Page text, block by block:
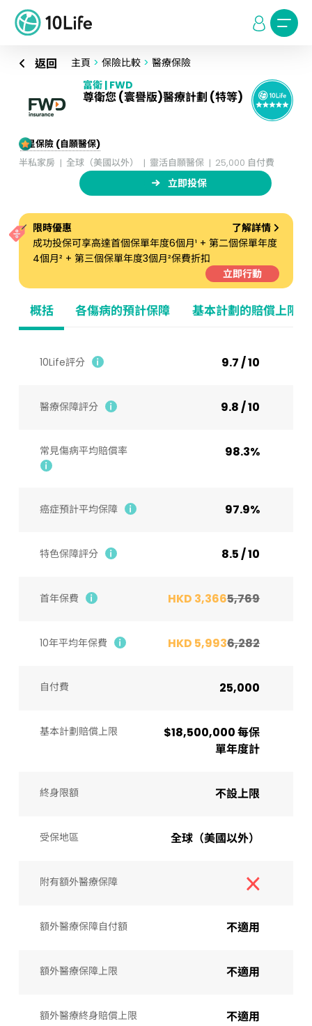
返回 主頁 > 保險比較> 醫療保險
富衛 | FWD
尊衛您 (寰譽版)醫療計劃 (特等)
5星保險 (自願醫保)
半私家房
全球（美國以外） 靈活自願醫保 25,000 自付費
立即投保
概括 各傷病的預計保障 基本計劃的賠償上限
限時優惠
了解詳情
成功投保可享高達首個保單年度6個月¹ + 第二個保單年度
4個月² + 第三個保單年度3個月²保費折扣
立即行動
10Life評分 9.7 / 10
醫療保障評分 9.8 / 10
常見傷病平均賠償率 98.3%
癌症預計平均保障 97.9%
特色保障評分 8.5 / 10
首年保費 HKD 3,3665,769
10年平均年保費 HKD 5,9936,282
自付費 25,000
基本計劃賠償上限
$18,500,000 每保
單年度計
終身限額 不設上限
受保地區 全球（美國以外）
附有額外醫療保障
額外醫療保障自付額 不適用
額外醫療保障上限 不適用
額外醫療終身賠償上限 不適用